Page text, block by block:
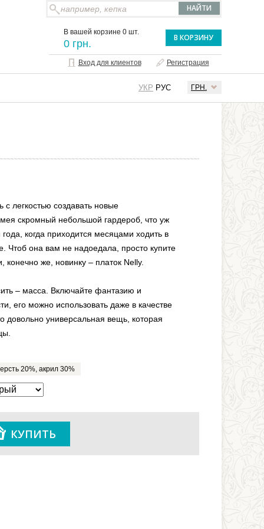
В вашей корзине 0 шт.
0 грн.
В КОРЗИНУ
Вход для клиентов Регистрация
ГРН.
УКР РУС
с легкостью создавать новые
скромный небольшой гардероб, что уж
когда приходится месяцами ходить в
Чтоб она вам не надоедала, просто купите
же, новинку – платок Nelly.
– масса. Включайте фантазию и
его можно использовать даже в качестве
довольно универсальная вещь, которая
20%, акрил 30%
КУПИТЬ